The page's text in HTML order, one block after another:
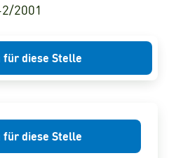
2001
für diese Stelle
für diese Stelle